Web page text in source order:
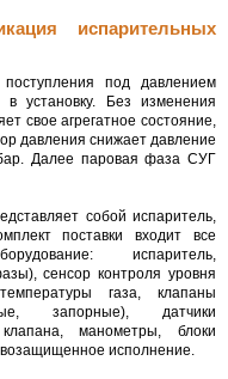
испарительных
под давлением
установку. Без изменения
свое агрегатное состояние,
давления снижает давление
Далее паровая фаза СУГ
собой испаритель,
поставки входит все
испаритель,
сенсор контроля уровня
газа, клапаны
запорные), датчики
манометры, блоки
исполнение.